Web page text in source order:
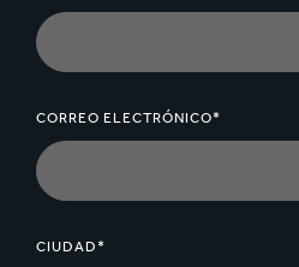
CORREO ELECTRÓNICO*
CIUDAD*